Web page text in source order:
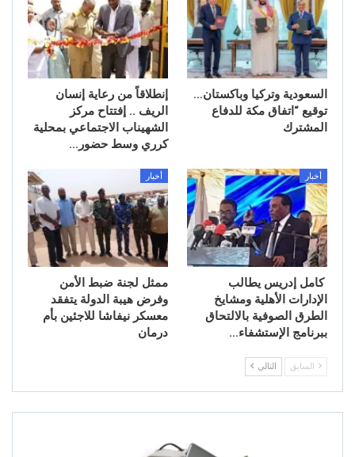
السعودية وتركيا وباكستان…
توقيع “اتفاق مكة للدفاع
المشترك
إنطلاقاً من رعاية إنسان
الريف .. إفتتاح مركز
الشهيناب الاجتماعي بمحلية
كرري وسط حضور…
أخبار
كامل إدريس يطالب
الإدارات الأهلية ومشايخ
الطرق الصوفية بالالتحاق
ببرنامج الإستشفاء…
أخبار
ممثل لجنة ضبط الأمن
وفرض هيبة الدولة يتفقد
معسكر نيفاشا للاجئين بأم
درمان
السابق التالي